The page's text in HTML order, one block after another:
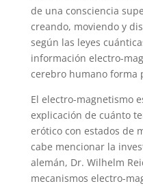
de una consciencia
creando, moviendo y
según las leyes
información electro-
cerebro humano forma
El electro-magnetismo
explicación de cuánto
erótico con estados de
cabe mencionar la
alemán, Dr. Wilhelm
mecanismos electro-